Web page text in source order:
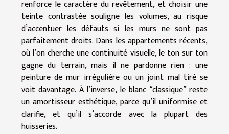
renforce le caractère du revêtement, et choisir une
teinte contrastée souligne les volumes, au risque
d’accentuer les défauts si les murs ne sont pas
parfaitement droits. Dans les appartements récents,
où l’on cherche une continuité visuelle, le ton sur ton
gagne du terrain, mais il ne pardonne rien : une
peinture de mur irrégulière ou un joint mal tiré se
voit davantage. À l’inverse, le blanc “classique” reste
un amortisseur esthétique, parce qu’il uniformise et
clarifie, et qu’il s’accorde avec la plupart des
huisseries.